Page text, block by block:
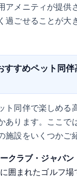
アメニティが提供
過ごせることが大
すすめペット同
ト同伴で楽しめる
あります。ここで
施設をいくつかご
クラブ・ジャパン
囲まれたゴルフ場